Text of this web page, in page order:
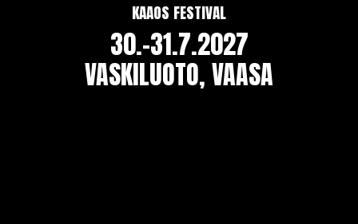
KAAOS FESTIVAL
30.-31.7.2027
VASKILUOTO, VAASA